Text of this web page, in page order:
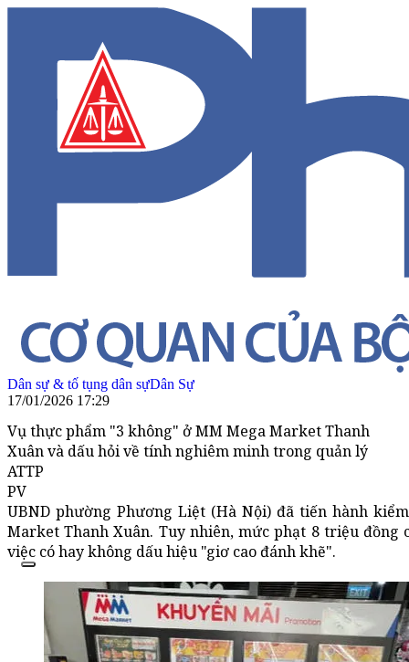
Dân sự & tố tụng dân sựDân Sự
17/01/2026 17:29
Vụ thực phẩm "3 không" ở MM Mega Market Thanh
Xuân và dấu hỏi về tính nghiêm minh trong quản lý
ATTP
PV
UBND phường Phương Liệt (Hà Nội) đã tiến hành
Market Thanh Xuân. Tuy nhiên, mức phạt 8 triệu
việc có hay không dấu hiệu "giơ cao đánh khẽ".